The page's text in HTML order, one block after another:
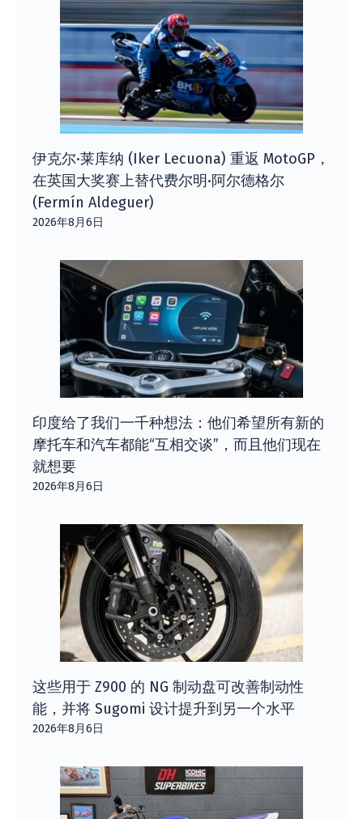
伊克尔·莱库纳 (Iker Lecuona) 重返 MotoGP，
在英国大奖赛上替代费尔明·阿尔德格尔
(Fermín Aldeguer)
2026年8月6日
印度给了我们一千种想法：他们希望所有新的
摩托车和汽车都能“互相交谈”，而且他们现在
就想要
2026年8月6日
这些用于 Z900 的 NG 制动盘可改善制动性
能，并将 Sugomi 设计提升到另一个水平
2026年8月6日